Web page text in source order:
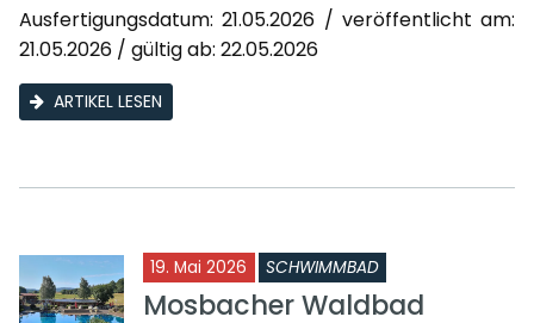
Ausfertigungsdatum: 21.05.2026 / veröffentlicht am:
21.05.2026 / gültig ab: 22.05.2026
ARTIKEL LESEN
19. Mai 2026 SCHWIMMBAD
Mosbacher Waldbad